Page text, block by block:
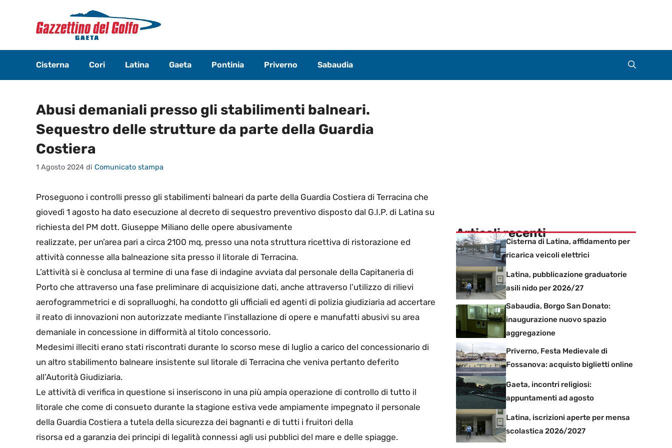
contenuto
Cisterna Cori Latina Gaeta Pontinia Priverno Sabaudia
Abusi demaniali presso gli stabilimenti balneari.
Sequestro delle strutture da parte della Guardia
Costiera
1 Agosto 2024 di Comunicato stampa
Proseguono i controlli presso gli stabilimenti balneari da parte della Guardia Costiera di Terracina che
giovedì 1 agosto ha dato esecuzione al decreto di sequestro preventivo disposto dal G.I.P. di Latina su
richiesta del PM dott. Giuseppe Miliano delle opere abusivamente
realizzate, per un’area pari a circa 2100 mq, presso una nota struttura ricettiva di ristorazione ed
attività connesse alla balneazione sita presso il litorale di Terracina.
L’attività si è conclusa al termine di una fase di indagine avviata dal personale della Capitaneria di
Porto che attraverso una fase preliminare di acquisizione dati, anche attraverso l’utilizzo di rilievi
aerofogrammetrici e di sopralluoghi, ha condotto gli ufficiali ed agenti di polizia giudiziaria ad accertare
il reato di innovazioni non autorizzate mediante l’installazione di opere e manufatti abusivi su area
demaniale in concessione in difformità al titolo concessorio.
Medesimi illeciti erano stati riscontrati durante lo scorso mese di luglio a carico del concessionario di
un altro stabilimento balneare insistente sul litorale di Terracina che veniva pertanto deferito
all’Autorità Giudiziaria.
Le attività di verifica in questione si inseriscono in una più ampia operazione di controllo di tutto il
litorale che come di consueto durante la stagione estiva vede ampiamente impegnato il personale
della Guardia Costiera a tutela della sicurezza dei bagnanti e di tutti i fruitori della
risorsa ed a garanzia dei principi di legalità connessi agli usi pubblici del mare e delle spiagge.
Articoli recenti
Cisterna di Latina, affidamento per
ricarica veicoli elettrici
Latina, pubblicazione graduatorie
asili nido per 2026/27
Sabaudia, Borgo San Donato:
inaugurazione nuovo spazio
aggregazione
Priverno, Festa Medievale di
Fossanova: acquisto biglietti online
Gaeta, incontri religiosi:
appuntamenti ad agosto
Latina, iscrizioni aperte per mensa
scolastica 2026/2027